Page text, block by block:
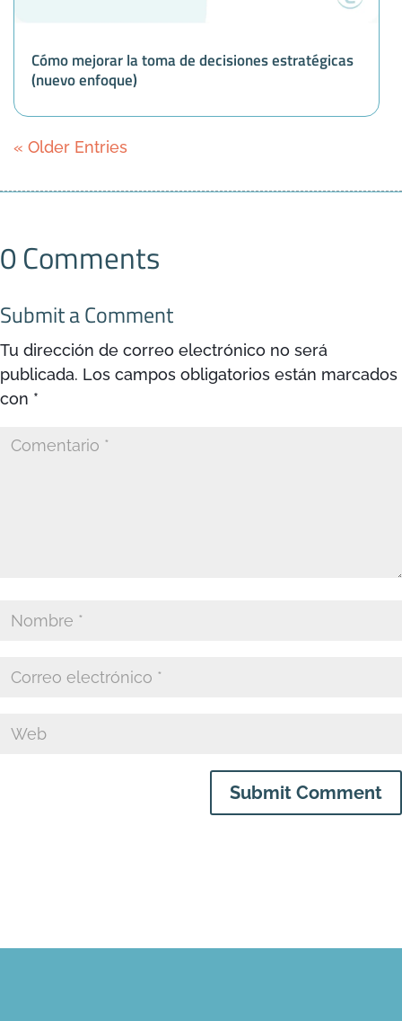
Cómo mejorar la toma de decisiones estratégicas
(nuevo enfoque)
« Older Entries
0 Comments
Submit a Comment
Tu dirección de correo electrónico no será
publicada. Los campos obligatorios están marcados
con *
Submit Comment